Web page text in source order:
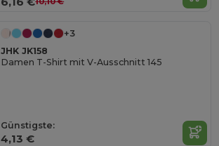
+3
JHK JK158
Damen T-Shirt mit V-Ausschnitt 145
Günstigste:
4,13 €